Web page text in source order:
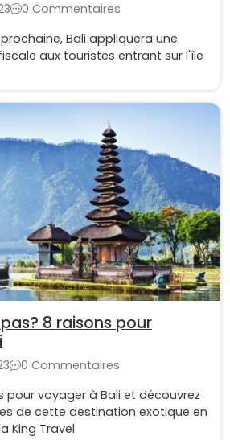
0 Commentaires
Bali appliquera une
aux touristes entrant sur l'île
8 raisons pour
0 Commentaires
pour voyager à Bali et découvrez
de cette destination exotique en
King Travel